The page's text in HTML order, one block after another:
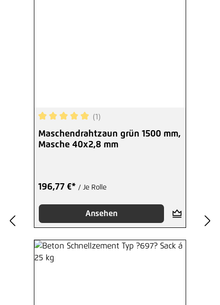
Durchschnittliche Bewertung von 5 von 5
(1)
Maschendrahtzaun grün 1500 mm,
Masche 40x2,8 mm
196,77 €* / Je Rolle
Ansehen